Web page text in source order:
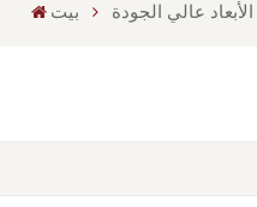
بيت عالي الجودة